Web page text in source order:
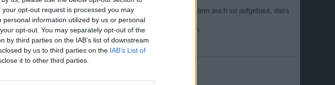
opt-out request is processed you may
information utilized by us or personal
opt-out. You may separately opt-out of the
by third parties on the IAB’s list of downstream
by us to third parties on the IAB’s List of
it to other third parties.
was man in Spielen einmalig erreicht, daher ist unser System auch so aufgebaut, dass
Fällen wurde die Belohnungen nicht nochmal gutgeschrieben.
werde diese auch weitergeben.
Gruss -Fear-